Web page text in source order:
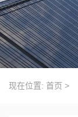
现在位置: 首页 >